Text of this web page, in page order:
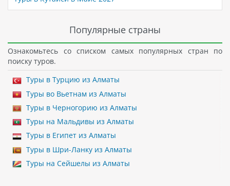
Популярные страны
Ознакомьтесь со списком самых популярных стран по
поиску туров.
Туры в Турцию из Алматы
Туры во Вьетнам из Алматы
Туры в Черногорию из Алматы
Туры на Мальдивы из Алматы
Туры в Египет из Алматы
Туры в Шри-Ланку из Алматы
Туры на Сейшелы из Алматы